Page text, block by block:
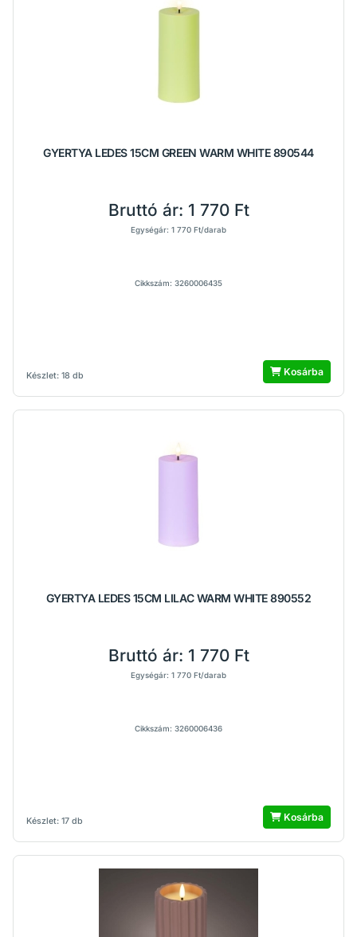
GYERTYA LEDES 15CM GREEN WARM WHITE 890544
Készlet: 18 db
Bruttó ár: 1 770 Ft
Egységár: 1 770 Ft/darab
Cikkszám: 3260006435
Kosárba
GYERTYA LEDES 15CM LILAC WARM WHITE 890552
Készlet: 17 db
Bruttó ár: 1 770 Ft
Egységár: 1 770 Ft/darab
Cikkszám: 3260006436
Kosárba